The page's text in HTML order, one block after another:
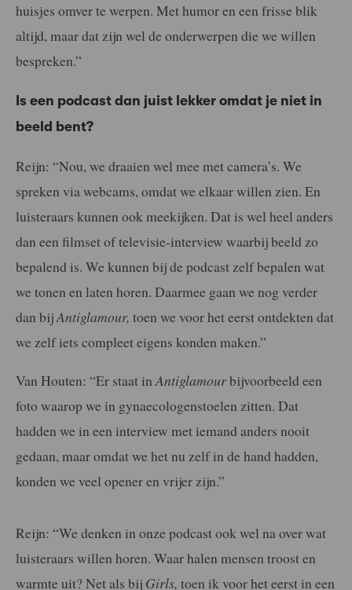
huisjes omver te werpen. Met humor en een frisse blik
altijd, maar dat zijn wel de onderwerpen die we willen
bespreken.”
Is een podcast dan juist lekker omdat je niet in
beeld bent?
Reijn: “Nou, we draaien wel mee met camera’s. We
spreken via webcams, omdat we elkaar willen zien. En
luisteraars kunnen ook meekijken. Dat is wel heel anders
dan een filmset of televisie-interview waarbij beeld zo
bepalend is. We kunnen bij de podcast zelf bepalen wat
we tonen en laten horen. Daarmee gaan we nog verder
dan bijAntiglamour, toen we voor het eerst ontdekten dat
we zelf iets compleet eigens konden maken.”
Van Houten: “Er staat inAntiglamourbijvoorbeeld een
foto waarop we in gynaecologenstoelen zitten. Dat
hadden we in een interview met iemand anders nooit
gedaan, maar omdat we het nu zelf in de hand hadden,
konden we veel opener en vrijer zijn.”
Reijn: “We denken in onze podcast ook wel na over wat
luisteraars willen horen. Waar halen mensen troost en
warmte uit? Net als bij Girls, toen ik voor het eerst in een